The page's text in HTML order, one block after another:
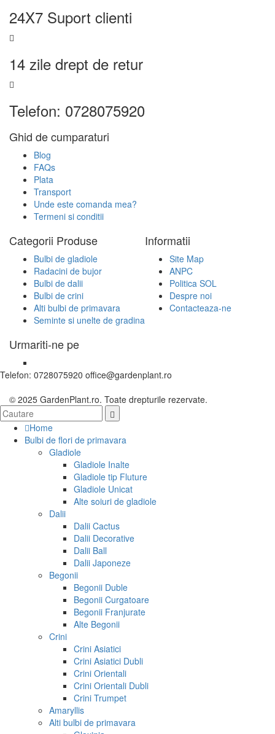
24X7 Suport clienti
14 zile drept de retur
Telefon: 0728075920
Ghid de cumparaturi
Blog
FAQs
Plata
Transport
Unde este comanda mea?
Termeni si conditii
Categorii Produse
Bulbi de gladiole
Radacini de bujor
Bulbi de dalii
Bulbi de crini
Alti bulbi de primavara
Seminte si unelte de gradina
Informatii
Site Map
ANPC
Politica SOL
Despre noi
Contacteaza-ne
Urmariti-ne pe
Telefon: 0728075920 office@gardenplant.ro
© 2025 GardenPlant.ro. Toate drepturile rezervate.
Home
Bulbi de flori de primavara
Gladiole
Gladiole Inalte
Gladiole tip Fluture
Gladiole Unicat
Alte soiuri de gladiole
Dalii
Dalii Cactus
Dalii Decorative
Dalii Ball
Dalii Japoneze
Begonii
Begonii Duble
Begonii Curgatoare
Begonii Franjurate
Alte Begonii
Crini
Crini Asiatici
Crini Asiatici Dubli
Crini Orientali
Crini Orientali Dubli
Crini Trumpet
Amaryllis
Alti bulbi de primavara